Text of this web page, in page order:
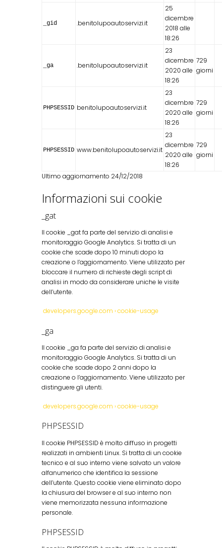
_gid .benitolupoautoservizi.it
25
dicembre
2018 alle
18:26
_ga .benitolupoautoservizi.it
23
dicembre
2020 alle
18:26
729
giorni
PHPSESSID benitolupoautoservizi.it
23
dicembre
2020 alle
18:26
729
giorni
PHPSESSID www.benitolupoautoservizi.it
23
dicembre
2020 alle
18:26
729
giorni
Ultimo aggiornamento 24/12/2018
Informazioni sui cookie
_gat
Il cookie _gat fa parte del servizio di analisi e
monitoraggio Google Analytics. Si tratta di un
cookie che scade dopo 10 minuti dopo la
creazione o l’aggiornamento. Viene utilizzato per
bloccare il numero di richieste degli script di
analisi in modo da considerare uniche le visite
dell’utente.
developers.google.com › cookie-usage
_ga
Il cookie _ga fa parte del servizio di analisi e
monitoraggio Google Analytics. Si tratta di un
cookie che scade dopo 2 anni dopo la
creazione o l’aggiornamento. Viene utilizzato per
distinguere gli utenti.
developers.google.com › cookie-usage
PHPSESSID
Il cookie PHPSESSID è molto diffuso in progetti
realizzati in ambienti Linux. Si tratta di un cookie
tecnico e al suo interno viene salvato un valore
alfanumerico che identifica la sessione
dell’utente. Questo cookie viene eliminato dopo
la chiusura del browser e al suo interno non
viene memorizzata nessuna informazione
personale.
PHPSESSID